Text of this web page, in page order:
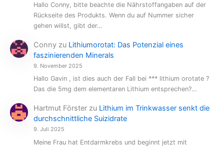
Hallo Conny, bitte beachte die Nährstoffangaben auf der
Rückseite des Produkts. Wenn du auf Nummer sicher
gehen willst, gibt der…
Conny zu Lithiumorotat: Das Potenzial eines
faszinierenden Minerals
9. November 2025
Hallo Gavin , ist dies auch der Fall bei *** lithium orotate ?
Das die 5mg dem elementaren Lithium entsprechen?…
Hartmut Förster zu Lithium im Trinkwasser senkt die
durchschnittliche Suizidrate
9. Juli 2025
Meine Frau hat Entdarmkrebs und beginnt jetzt mit